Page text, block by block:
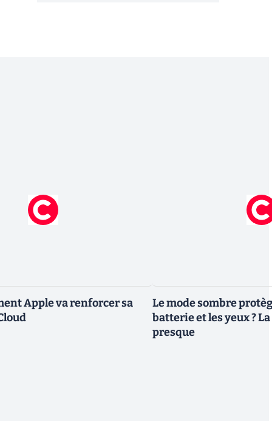
Apple va renforcer sa
Le mode sombre
batterie et les yeux ?
presque